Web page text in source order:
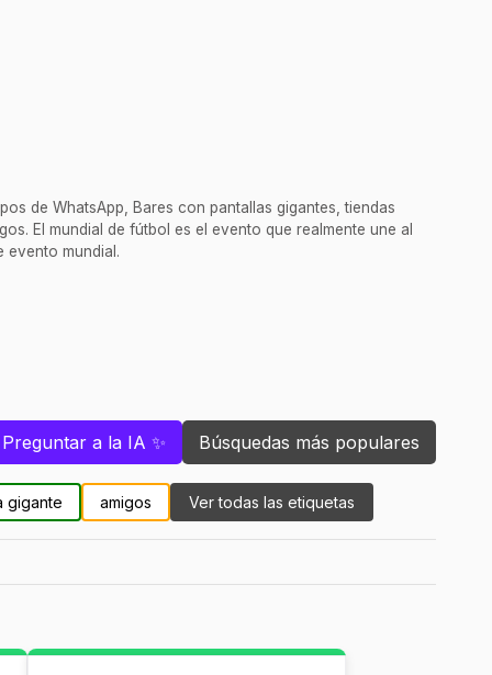
de WhatsApp, Bares con pantallas gigantes, tiendas
El mundial de fútbol es el evento que realmente une al
evento mundial.
Preguntar a la IA ✨ Búsquedas más populares
gigante amigos Ver todas las etiquetas